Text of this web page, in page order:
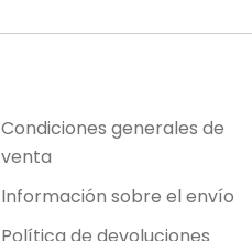
Condiciones generales de
venta
Información sobre el envío